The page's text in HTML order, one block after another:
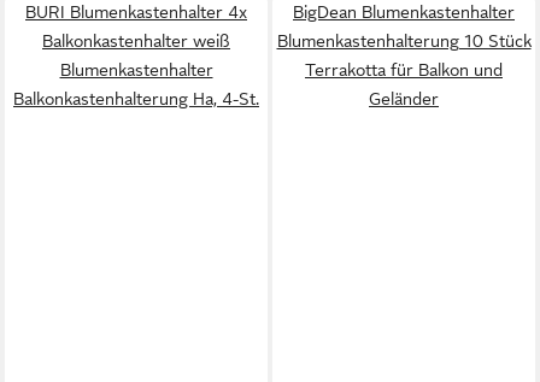
BURI Blumenkastenhalter 4x
Balkonkastenhalter weiß
Blumenkastenhalter
Balkonkastenhalterung Ha, 4-St.
BigDean Blumenkastenhalter
Blumenkastenhalterung 10 Stück
Terrakotta für Balkon und
Geländer